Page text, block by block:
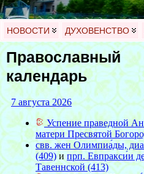
НОВОСТИ ДУХОВЕНСТВО
Православный
календарь